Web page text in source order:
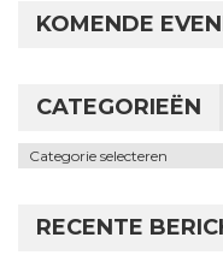
KOMENDE
CATEGORIEËN
Categorieën
RECENTE